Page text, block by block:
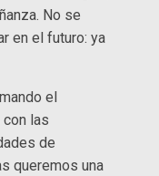
No se
en el futuro: ya
el
las
de
queremos una